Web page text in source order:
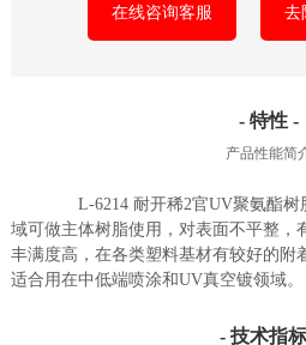
在线咨询客服 去
- 特性 -
产品性能简
L-6214 耐开稀2官UV聚氨酯树
域可做主体树脂使用，对表面不平整，
丰满度高，在各类塑料基材有较好的附
适合用在中低端喷涂和UV真空镀领域。
- 技术指